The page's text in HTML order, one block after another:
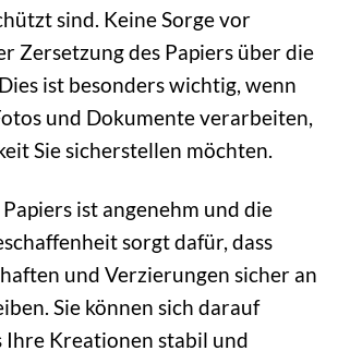
sind. Keine Sorge vor
Zersetzung des Papiers über die
ist besonders wichtig, wenn
und Dokumente verarbeiten,
Sie sicherstellen möchten.
ist angenehm und die
sorgt dafür, dass
und Verzierungen sicher an
Sie können sich darauf
Ihre Kreationen stabil und